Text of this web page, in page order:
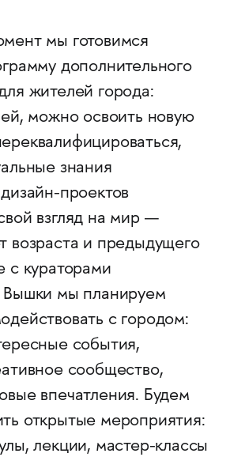
мы готовимся
дополнительного
жителей города:
можно освоить новую
знания
проектов
взгляд на мир —
возраста и предыдущего
с кураторами
Вышки мы планируем
с городом:
события,
сообщество,
впечатления. Будем
открытые мероприятия:
лекции, мастер-классы